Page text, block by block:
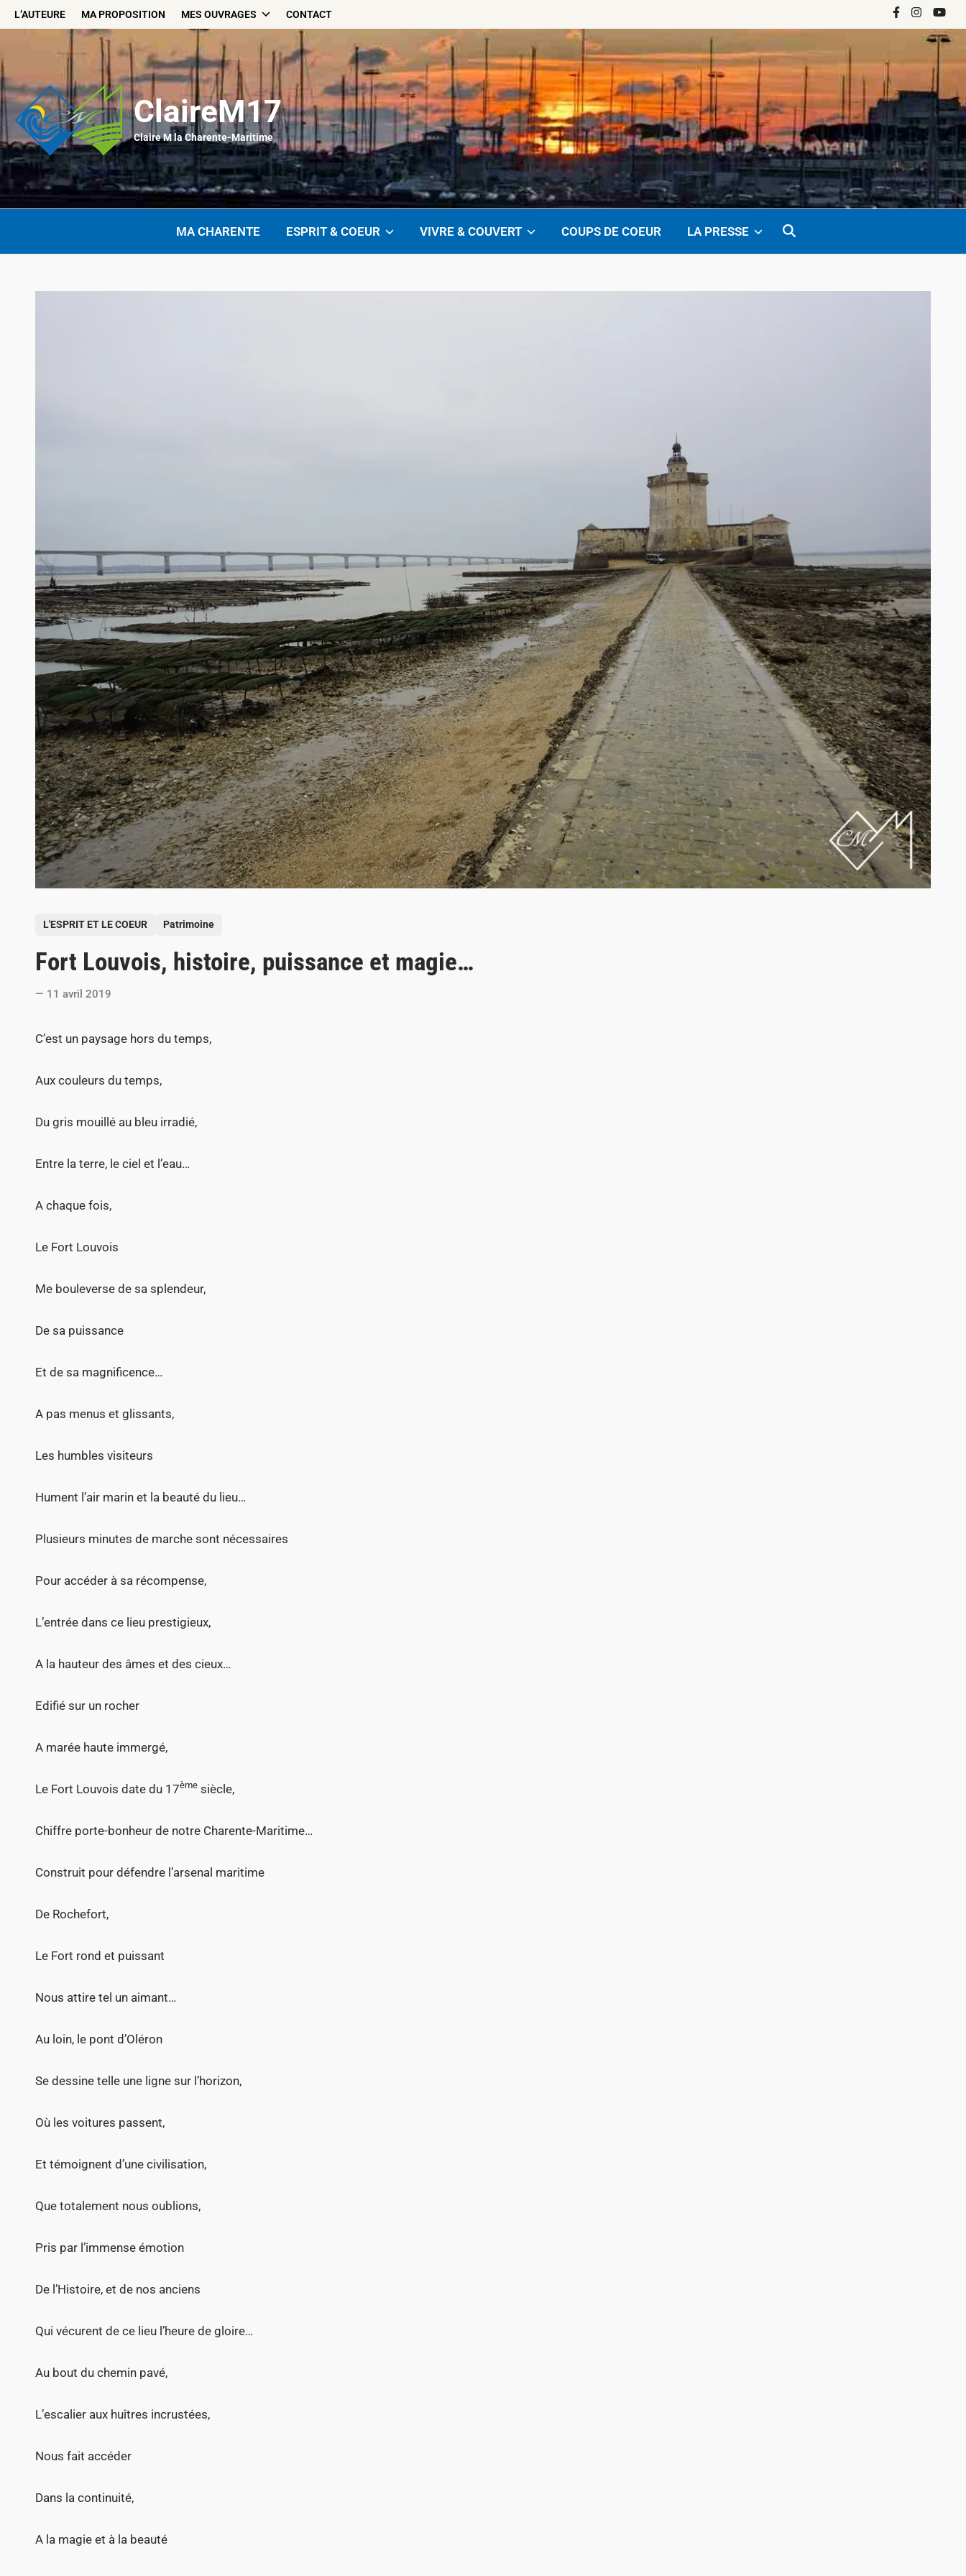
SkipL’AUTEURE MA PROPOSITION MES OUVRAGES CONTACT Facebook
Instagram
ClaireM17
Claire M la Charente-Maritime
MA CHARENTE ESPRIT & COEUR VIVRE & COUVERT COUPS DE COEUR LA PRESSE
s
i
L'ESPRIT ET LE COEUR Patrimoine
Fort Louvois, histoire, puissance et magie…
11 avril 2019
C’est un paysage hors du temps,
Aux couleurs du temps,
Du gris mouillé au bleu irradié,
Entre la terre, le ciel et l’eau…
A chaque fois,
Le Fort Louvois
Me bouleverse de sa splendeur,
De sa puissance
Et de sa magnificence…
A pas menus et glissants,
Les humbles visiteurs
Hument l’air marin et la beauté du lieu…
Plusieurs minutes de marche sont nécessaires
Pour accéder à sa récompense,
L’entrée dans ce lieu prestigieux,
A la hauteur des âmes et des cieux…
Edifié sur un rocher
A marée haute immergé,
Le Fort Louvois date du 17èmesiècle,
Chiffre porte-bonheur de notre Charente-Maritime…
Construit pour défendre l’arsenal maritime
De Rochefort,
Le Fort rond et puissant
Nous attire tel un aimant…
Au loin, le pont d’Oléron
Se dessine telle une ligne sur l’horizon,
Où les voitures passent,
Et témoignent d’une civilisation,
Que totalement nous oublions,
Pris par l’immense émotion
De l’Histoire, et de nos anciens
Qui vécurent de ce lieu l’heure de gloire…
Au bout du chemin pavé,
L’escalier aux huîtres incrustées,
Nous fait accéder
Dans la continuité,
A la magie et à la beauté